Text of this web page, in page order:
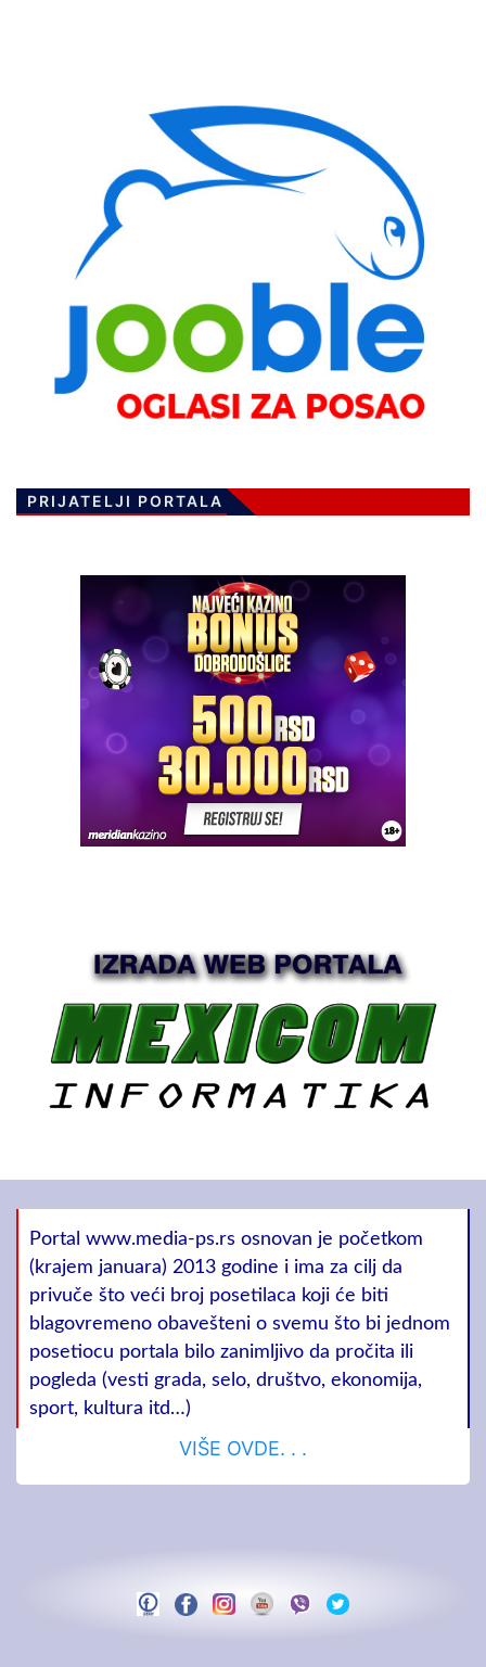
PRIJATELJI PORTALA
Portal www.media-ps.rs osnovan je početkom
(krajem januara) 2013 godine i ima za cilj da
privuče što veći broj posetilaca koji će biti
blagovremeno obavešteni o svemu što bi jednom
posetiocu portala bilo zanimljivo da pročita ili
pogleda (vesti grada, selo, društvo, ekonomija,
sport, kultura itd…)
VIŠE OVDE. . .